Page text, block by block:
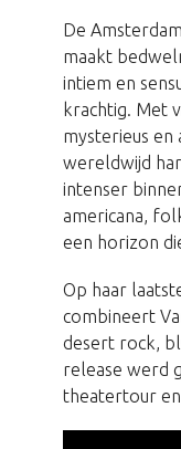
De
maakt
intiem en
krachtig. Met
mysterieus
wereldwijd
intenser
americana,
een horizon
Op haar
combineert
desert rock,
release werd
theatertour